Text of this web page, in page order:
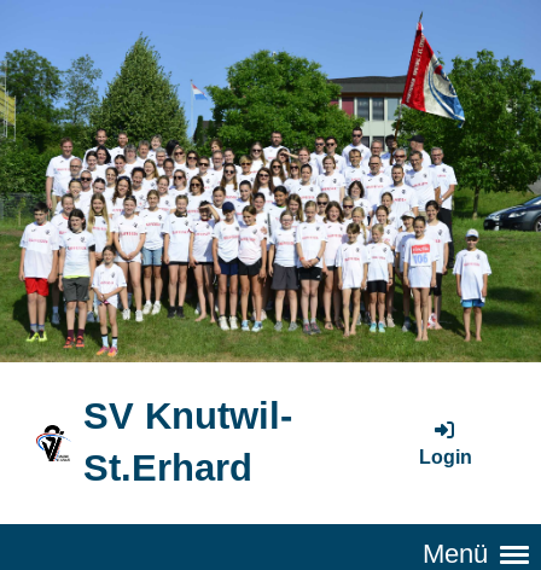
SV Knutwil-
St.Erhard
Login
Menü